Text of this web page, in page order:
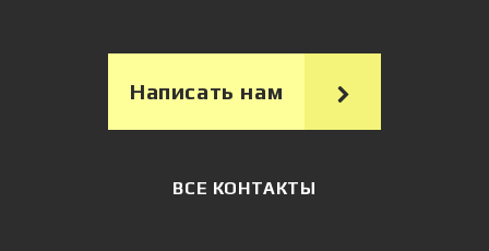
Написать нам
ВСЕ КОНТАКТЫ